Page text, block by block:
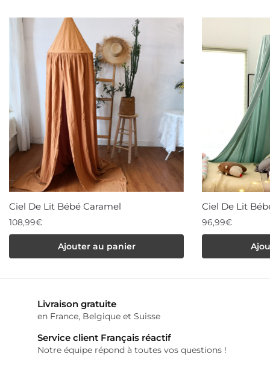
Ciel De Lit Bébé Caramel
108,99€
Ajouter au panier
Ciel De Lit
96,99€
Livraison gratuite
en France, Belgique et Suisse
Service client Français réactif
Notre équipe répond à toutes vos questions !